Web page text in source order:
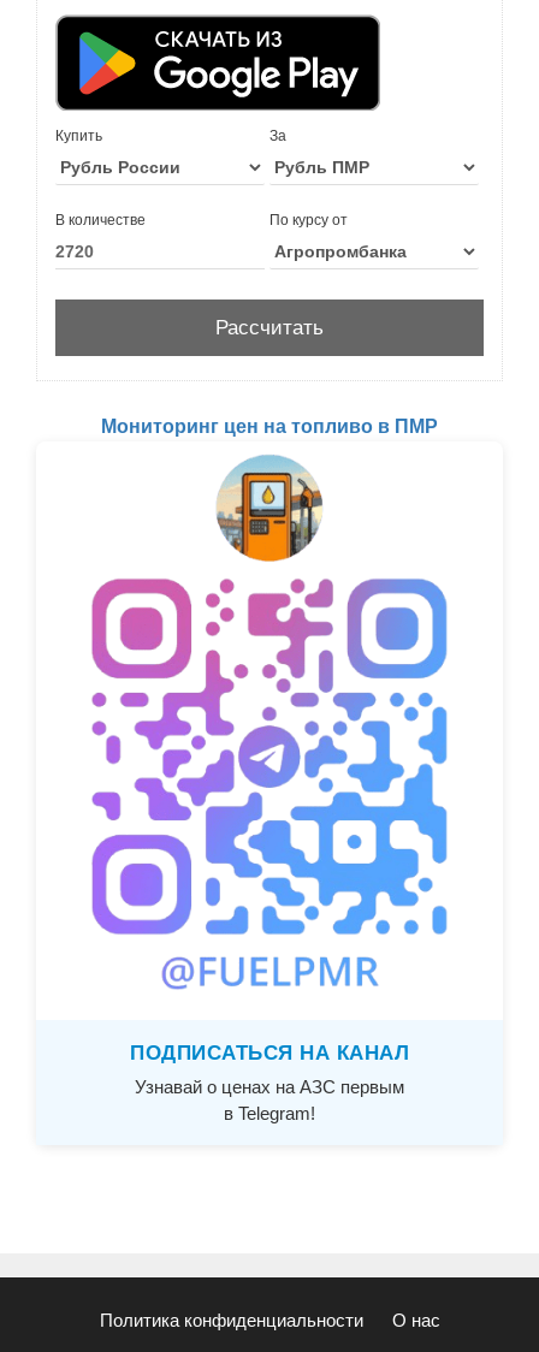
Купить За
В количестве По курсу от
Мониторинг цен на топливо в ПМР
ПОДПИСАТЬСЯ НА КАНАЛ
Узнавай о ценах на АЗС первым
в Telegram!
Политика конфиденциальности О нас